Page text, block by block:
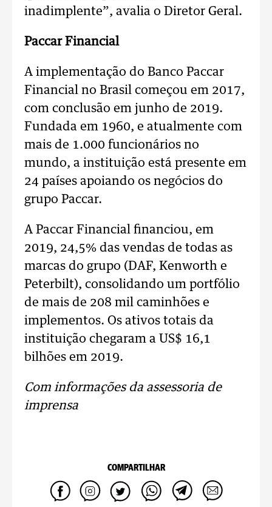
inadimplente”, avalia o Diretor Geral.
Paccar Financial
A implementação do Banco Paccar
Financial no Brasil começou em 2017,
com conclusão em junho de 2019.
Fundada em 1960, e atualmente com
mais de 1.000 funcionários no
mundo, a instituição está presente em
24 países apoiando os negócios do
grupo Paccar.
A Paccar Financial financiou, em
2019, 24,5% das vendas de todas as
marcas do grupo (DAF, Kenworth e
Peterbilt), consolidando um portfólio
de mais de 208 mil caminhões e
implementos. Os ativos totais da
instituição chegaram a US$ 16,1
bilhões em 2019.
Com informações da assessoria de
imprensa
COMPARTILHAR